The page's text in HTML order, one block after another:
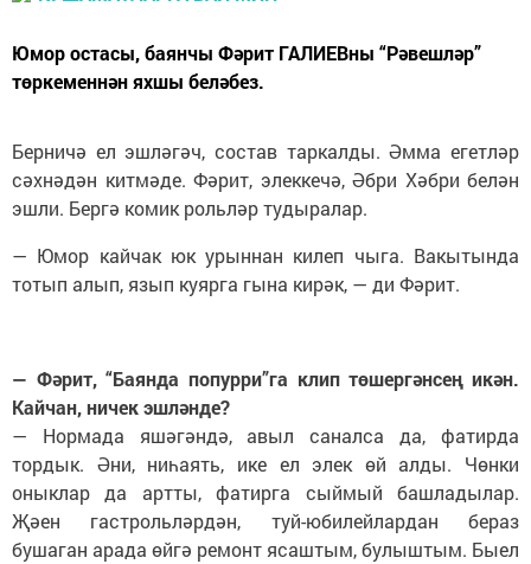
Юмор остасы, баянчы Фәрит ГАЛИЕВны “Рәвешләр”
төркеменнән яхшы беләбез.
Берничә ел эшләгәч, состав таркалды. Әмма егетләр
сәхнәдән китмәде. Фәрит, элеккечә, Әбри Хәбри белән
эшли. Бергә комик рольләр тудыралар.
— Юмор кайчак юк урыннан килеп чыга. Вакытында
тотып алып, язып куярга гына кирәк, — ди Фәрит.
— Фәрит, “Баянда попурри”га клип төшергәнсең икән.
Кайчан, ничек эшләнде?
— Нормада яшәгәндә, авыл саналса да, фатирда
тордык. Әни, ниһаять, ике ел элек өй алды. Чөнки
оныклар да артты, фатирга сыймый башладылар.
Җәен гастрольләрдән, туй-юбилейлардан бераз
бушаган арада өйгә ремонт ясаштым, булыштым. Быел